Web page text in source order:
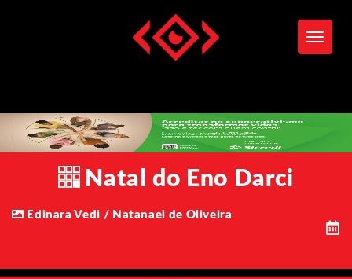
Natal do Eno Darci
Edinara Vedi / Natanael de Oliveira